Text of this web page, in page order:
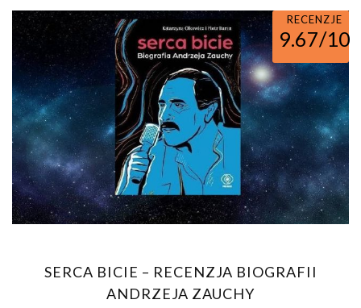
RECENZJE
9.67/10
SERCA BICIE – RECENZJA BIOGRAFII
ANDRZEJA ZAUCHY